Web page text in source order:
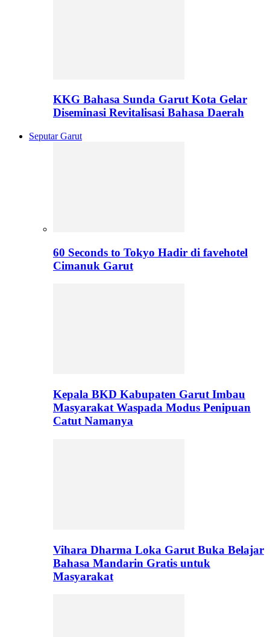
KKG Bahasa Sunda Garut Kota Gelar
Diseminasi Revitalisasi Bahasa Daerah
Seputar Garut
60 Seconds to Tokyo Hadir di favehotel
Cimanuk Garut
Kepala BKD Kabupaten Garut Imbau
Masyarakat Waspada Modus Penipuan
Catut Namanya
Vihara Dharma Loka Garut Buka Belajar
Bahasa Mandarin Gratis untuk
Masyarakat